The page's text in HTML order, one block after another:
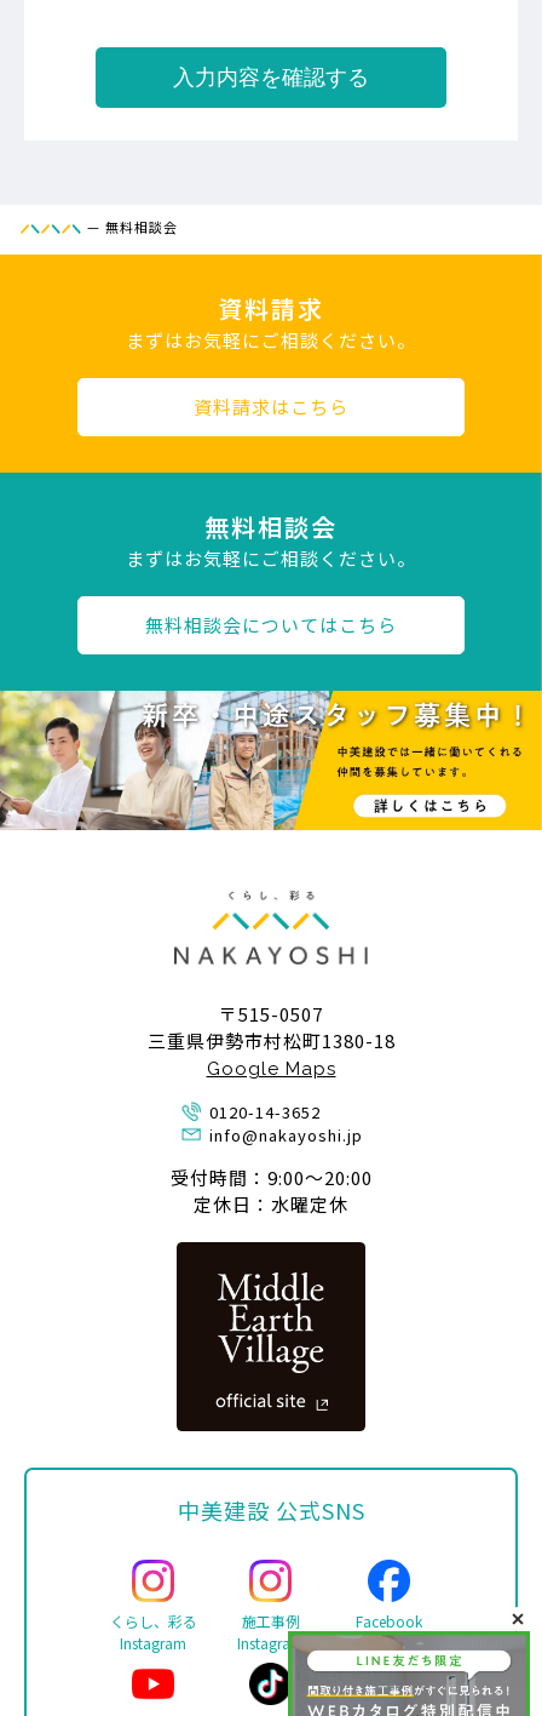
— 無料相談会
資料請求
まずはお気軽にご相談ください。
資料請求はこちら
無料相談会
まずはお気軽にご相談ください。
無料相談会についてはこちら
〒515-0507
三重県伊勢市村松町1380-18
Google Maps
0120-14-3652
info@nakayoshi.jp
受付時間：9:00〜20:00
定休日：水曜定休
中美建設 公式SNS
くらし、彩る
Instagram
施工事例
Instagram
Facebook